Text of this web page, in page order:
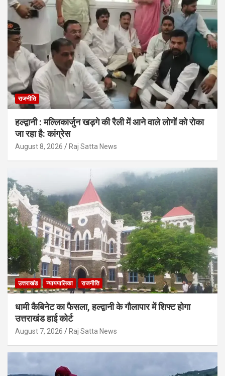
राजनीति
हल्द्वानी : मल्लिकार्जुन खड़गे की रैली में आने वाले लोगों को रोका
जा रहा है: कांग्रेस
August 8, 2026 Raj Satta News
उत्तराखंड न्यायपालिका राजनीति
धामी कैबिनेट का फैसला, हल्द्वानी के गौलापार में शिफ्ट होगा
उत्तराखंड हाई कोर्ट
August 7, 2026 Raj Satta News